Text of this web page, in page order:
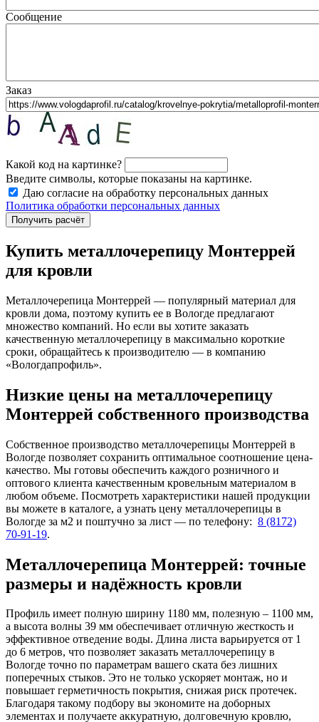
Сообщение
Заказ
Какой код на картинке?
Введите символы, которые показаны на картинке.
Даю согласие на обработку персональных данных
Политика обработки персональных данных
Купить металлочерепицу Монтеррей
для кровли
Металлочерепица Монтеррей — популярный материал для
кровли дома, поэтому купить ее в Вологде предлагают
множество компаний. Но если вы хотите заказать
качественную металлочерепицу в максимально короткие
сроки, обращайтесь к производителю — в компанию
«Вологдапрофиль».
Низкие цены на металлочерепицу
Монтеррей собственного производства
Собственное производство металлочерепицы Монтеррей в
Вологде позволяет сохранить оптимальное соотношение цена-
качество. Мы готовы обеспечить каждого розничного и
оптового клиента качественным кровельным материалом в
любом объеме. Посмотреть характеристики нашей продукции
вы можете в каталоге, а узнать цену металлочерепицы в
Вологде за м2 и поштучно за лист — по телефону: 8 (8172)
70-91-19.
Металлочерепица Монтеррей: точные
размеры и надёжность кровли
Профиль имеет полную ширину 1180 мм, полезную – 1100 мм,
а высота волны 39 мм обеспечивает отличную жесткость и
эффективное отведение воды. Длина листа варьируется от 1
до 6 метров, что позволяет заказать металлочерепицу в
Вологде точно по параметрам вашего ската без лишних
поперечных стыков. Это не только ускоряет монтаж, но и
повышает герметичность покрытия, снижая риск протечек.
Благодаря такому подбору вы экономите на доборных
элементах и получаете аккуратную, долговечную кровлю,